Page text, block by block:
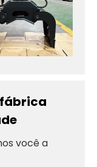
você a